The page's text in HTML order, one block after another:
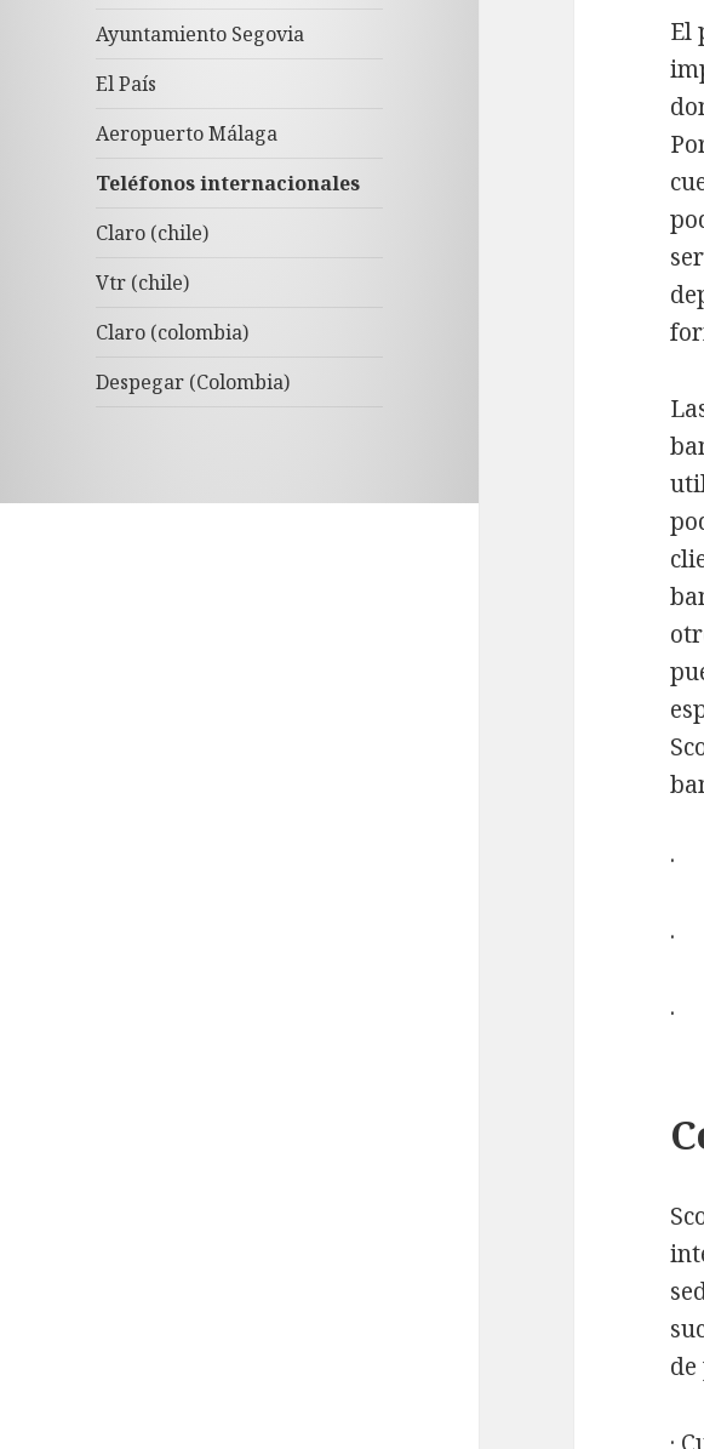
Ayuntamiento Segovia
El País
Aeropuerto Málaga
Teléfonos internacionales
Claro (chile)
Vtr (chile)
Claro (colombia)
Despegar (Colombia)
El